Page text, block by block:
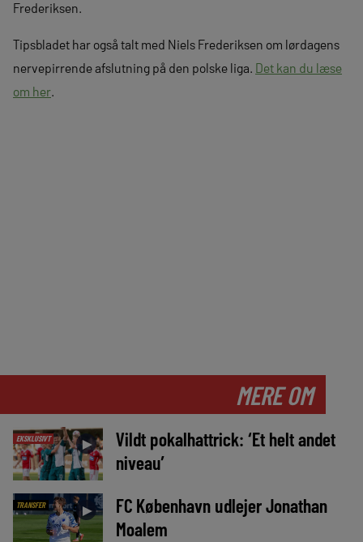
Frederiksen.
Tipsbladet har også talt med Niels Frederiksen om lørdagens
nervepirrende afslutning på den polske liga. Det kan du læse
om her.
MERE OM
EKSKLUSIVT ►
Vildt pokalhattrick: ‘Et helt andet
niveau’
TRANSFER ►
FC København udlejer Jonathan
Moalem